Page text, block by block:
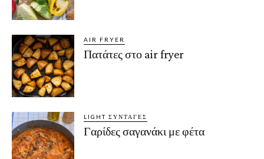
AIR FRYER
Πατάτες στο air fryer
LIGHT ΣΥΝΤΑΓΈΣ
Γαρίδες σαγανάκι με φέτα